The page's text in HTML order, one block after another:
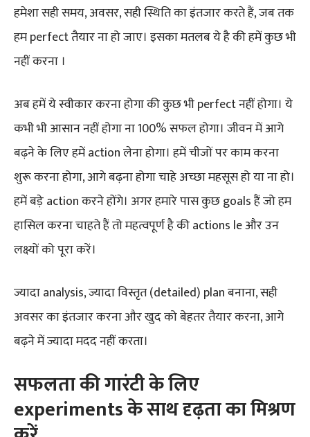
हमेशा सही समय, अवसर, सही स्थिति का इंतजार करते हैं, जब तक
हम perfect तैयार ना हो जाए। इसका मतलब ये है की हमें कुछ भी
नहीं करना ।
अब हमें ये स्वीकार करना होगा की कुछ भी perfect नहीं होगा। ये
कभी भी आसान नहीं होगा ना 100% सफल होगा। जीवन में आगे
बढ़ने के लिए हमें action लेना होगा। हमें चीजों पर काम करना
शुरू करना होगा, आगे बढ़ना होगा चाहे अच्छा महसूस हो या ना हो।
हमें बड़े action करने होंगे। अगर हमारे पास कुछ goals हैं जो हम
हासिल करना चाहते हैं तो महत्वपूर्ण है की actions le और उन
लक्ष्यों को पूरा करें।
ज्यादा analysis, ज्यादा विस्तृत (detailed) plan बनाना, सही
अवसर का इंतजार करना और खुद को बेहतर तैयार करना, आगे
बढ़ने में ज्यादा मदद नहीं करता।
सफलता की गारंटी के लिए
experiments के साथ दृढ़ता का मिश्रण